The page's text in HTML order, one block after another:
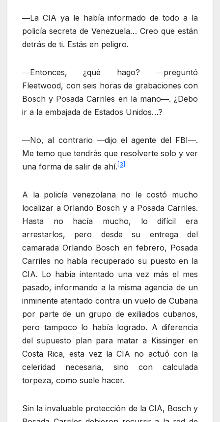
―La CIA ya le había informado de todo a la
policía secreta de Venezuela… Creo que están
detrás de ti. Estás en peligro.
―Entonces, ¿qué hago? ―preguntó
Fleetwood, con seis horas de grabaciones con
Bosch y Posada Carriles en la mano―. ¿Debo
ir a la embajada de Estados Unidos…?
―No, al contrario ―dijo el agente del FBI―.
Me temo que tendrás que resolverte solo y ver
una forma de salir de ahí. [3]
A la policía venezolana no le costó mucho
localizar a Orlando Bosch y a Posada Carriles.
Hasta no hacía mucho, lo difícil era
arrestarlos, pero desde su entrega del
camarada Orlando Bosch en febrero, Posada
Carriles no había recuperado su puesto en la
CIA. Lo había intentado una vez más el mes
pasado, informando a la misma agencia de un
inminente atentado contra un vuelo de Cubana
por parte de un grupo de exiliados cubanos,
pero tampoco lo había logrado. A diferencia
del supuesto plan para matar a Kissinger en
Costa Rica, esta vez la CIA no actuó con la
celeridad necesaria, sino con calculada
torpeza, como suele hacer.
Sin la invaluable protección de la CIA, Bosch y